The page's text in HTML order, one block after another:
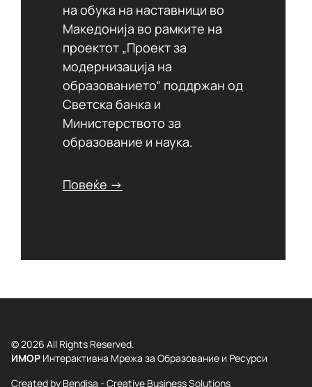
на обука на наставници во
Македонија во рамките на
проектот „Проект за
модернизација на
образованието“ поддржан од
Светска банка и
Министерството за
образование и наука.
Повеќе →
© 2026 All Rights Reserved.
ИМОР Интерактивна Мрежа за Образование и Ресурси
Created by Bendisa - Creative Business Solutions